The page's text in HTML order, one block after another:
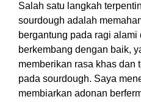
Salah satu langkah
sourdough adalah
bergantung pada ragi alami
berkembang dengan baik,
memberikan rasa khas dan
pada sourdough. Saya
membiarkan adonan